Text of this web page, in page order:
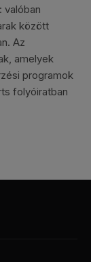
valóban
között
Az
amelyek
programok
folyóiratban